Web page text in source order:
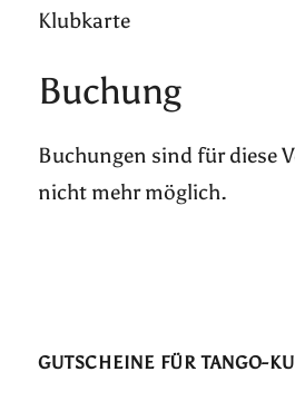
Klubkarte
Buchung
Buchungen sind für diese
nicht mehr möglich.
GUTSCHEINE FÜR TANGO-